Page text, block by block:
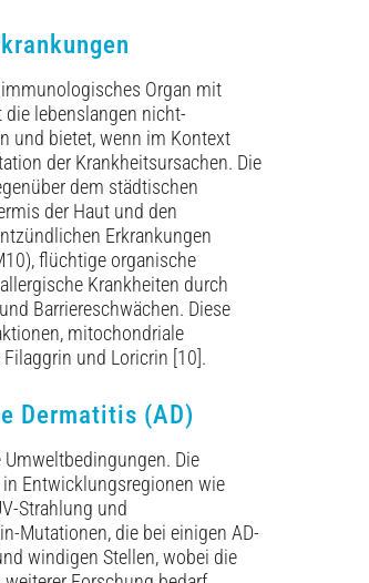
Organ mit
lebenslangen nicht-
und bietet, wenn im Kontext
der Krankheitsursachen. Die
dem städtischen
der Haut und den
Erkrankungen
flüchtige organische
Krankheiten durch
Barriereschwächen. Diese
mitochondriale
und Loricrin [10].
Dermatitis (AD)
Die
Entwicklungsregionen wie
Strahlung und
Mutationen, die bei ­einigen AD-
windigen Stellen, wobei die